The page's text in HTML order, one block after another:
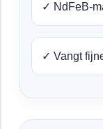
✓ NdFeB-
✓ Vangt